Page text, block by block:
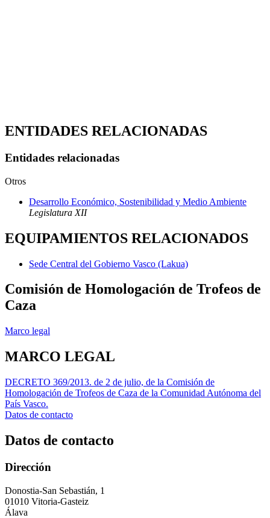
ENTIDADES RELACIONADAS
Entidades relacionadas
Otros
Desarrollo Económico, Sostenibilidad y Medio Ambiente
Legislatura XII
EQUIPAMIENTOS RELACIONADOS
Sede Central del Gobierno Vasco (Lakua)
Comisión de Homologación de Trofeos de
Caza
Marco legal
MARCO LEGAL
DECRETO 369/2013. de 2 de julio, de la Comisión de
Homologación de Trofeos de Caza de la Comunidad Autónoma del
País Vasco.
Datos de contacto
Datos de contacto
Dirección
Donostia-San Sebastián, 1
01010 Vitoria-Gasteiz
Álava